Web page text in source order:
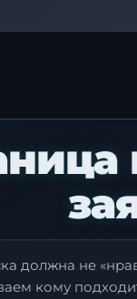
должна не
кому
Отправить